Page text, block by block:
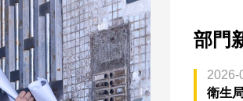
部門
2026-
衛生